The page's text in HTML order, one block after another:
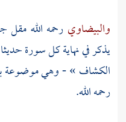
والبيضاوي رحمه الله مقل
يذكر في نهاية كل سورة
الكشاف » - وهي موضوعة
رحمه الله.